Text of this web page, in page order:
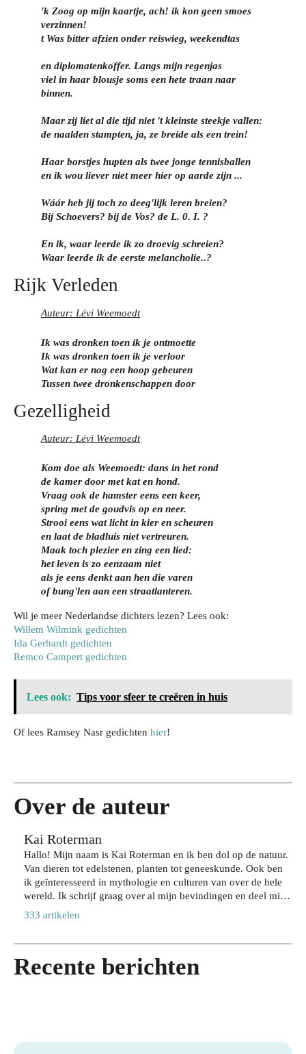
'k Zoog op mijn kaartje, ach! ik kon geen smoes
verzinnen!
t Was bitter afzien onder reiswieg, weekendtas
en diplomatenkoffer. Langs mijn regenjas
viel in haar blousje soms een hete traan naar
binnen.
Maar zij liet al die tijd niet 't kleinste steekje vallen:
de naalden stampten, ja, ze breide als een trein!
Haar borstjes hupten als twee jonge tennisballen
en ik wou liever niet meer hier op aarde zijn ...
Wáár heb jij toch zo deeg'lijk leren breien?
Bij Schoevers? bij de Vos? de L. 0. I. ?
En ik, waar leerde ik zo droevig schreien?
Waar leerde ik de eerste melancholie..?
Rijk Verleden
Auteur: Lévi Weemoedt
Ik was dronken toen ik je ontmoette
Ik was dronken toen ik je verloor
Wat kan er nog een hoop gebeuren
Tussen twee dronkenschappen door
Gezelligheid
Auteur: Lévi Weemoedt
Kom doe als Weemoedt: dans in het rond
de kamer door met kat en hond.
Vraag ook de hamster eens een keer,
spring met de goudvis op en neer.
Strooi eens wat licht in kier en scheuren
en laat de bladluis niet vertreuren.
Maak toch plezier en zing een lied:
het leven is zo eenzaam niet
als je eens denkt aan hen die varen
of bung'len aan een straatlanteren.
Wil je meer Nederlandse dichters lezen? Lees ook:
Willem Wilmink gedichten
Ida Gerhardt gedichten
Remco Campert gedichten
Lees ook: Tips voor sfeer te creëren in huis
Of lees Ramsey Nasr gedichten hier!
Over de auteur
Kai Roterman
Hallo! Mijn naam is Kai Roterman en ik ben dol op de natuur.
Van dieren tot edelstenen, planten tot geneeskunde. Ook ben
ik geïnteresseerd in mythologie en culturen van over de hele
wereld. Ik schrijf graag over al mijn bevindingen en deel mijn
kennis op deze prachtige website; Paradijsvogelsmagazine.nl.
333 artikelen
Recente berichten
Zo
bes
je
rkle
ur
lan
met
de
juis
te
sha
mp
JULI
2026
gje
am:
zo
bel
je
de
stad
op
jou
w
po
28
JULI
Je
nin
g
eili
en
inbr
aak
zon
der
in
te
lev
ere
op
stijl
27
Wat
je
har
cho
n
gen
ove
r
jou
w
acti
lev
ens
stijl